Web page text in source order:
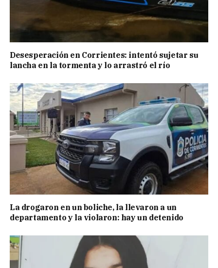
Desesperación en Corrientes: intentó sujetar su
lancha en la tormenta y lo arrastró el río
La drogaron en un boliche, la llevaron a un
departamento y la violaron: hay un detenido